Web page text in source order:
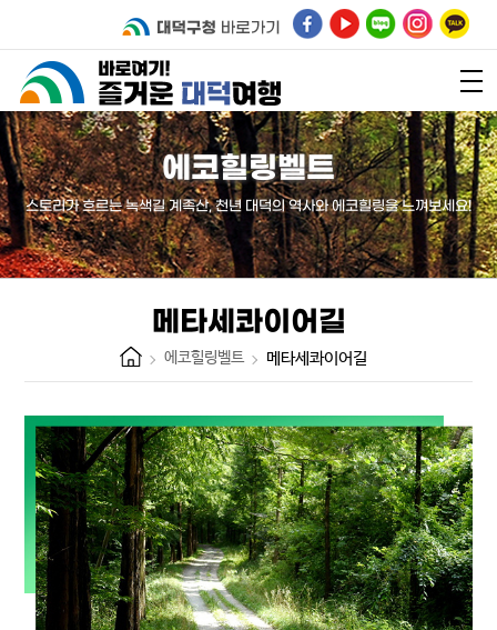
에코힐링벨트
스토리가 흐르는 녹색길 계족산, 천년 대덕의 역사와 에코힐링을 느껴보세요!
메타세콰이어길
에코힐링벨트 메타세콰이어길